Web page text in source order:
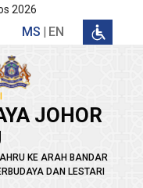
2026
MS EN
JOHOR
KE ARAH BANDAR
DAN LESTARI